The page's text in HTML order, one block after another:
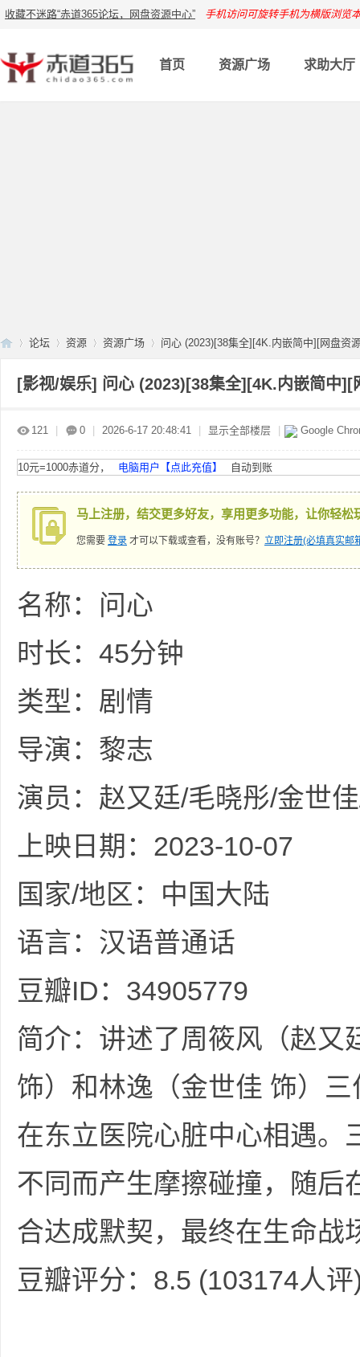
收藏不迷路“赤道365论坛，网盘资源中心” 手机访问可旋转手机为横版浏览
首页 资源广场 求助大厅
论坛 资源 资源广场 问心 (2023)[38集全][4K.内嵌简中][网盘资
[影视/娱乐] 问心 (2023)[38集全][4K.内嵌简中][
121 0 2026-6-17 20:48:41 显示全部楼层 Google
10元=1000赤道分， 电脑用户【点此充值】 自动到账
马上注册，结交更多好友，享用更多功能，让你轻松
您需要 登录 才可以下载或查看，没有账号？ 立即注册(必填真实邮
名称：问心
时长：45分钟
类型：剧情
导演：黎志
演员：赵又廷/毛晓彤/金世
上映日期：2023-10-07
国家/地区：中国大陆
语言：汉语普通话
豆瓣ID：34905779
简介：讲述了周筱风（赵又
饰）和林逸（金世佳 饰）
在东立医院心脏中心相遇。
不同而产生摩擦碰撞，随后
合达成默契，最终在生命战
豆瓣评分：8.5 (103174人评